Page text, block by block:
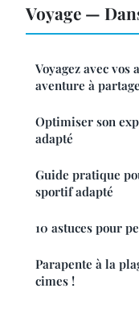
Voyage —
Voyagez avec vos
aventure à
Optimiser son
adapté
Guide pratique
sportif adapté
10 astuces pour
Parapente à la
cimes !